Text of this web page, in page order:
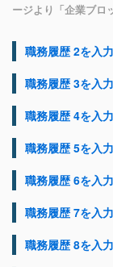
ージより「企業ブロ
職務履歴 2を入
職務履歴 3を入
職務履歴 4を入
職務履歴 5を入
職務履歴 6を入
職務履歴 7を入
職務履歴 8を入